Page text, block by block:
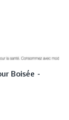
Boisée –